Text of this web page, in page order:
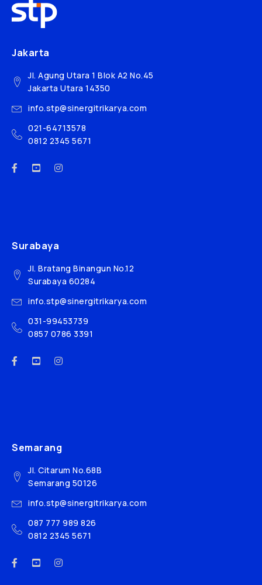
Jakarta
Jl. Agung Utara 1 Blok A2 No.45
Jakarta Utara 14350
info.stp@sinergitrikarya.com
021-64713578
0812 2345 5671
Surabaya
Jl. Bratang Binangun No.12
Surabaya 60284
info.stp@sinergitrikarya.com
031-99453739
0857 0786 3391
Semarang
Jl. Citarum No.68B
Semarang 50126
info.stp@sinergitrikarya.com
087 777 989 826
0812 2345 5671